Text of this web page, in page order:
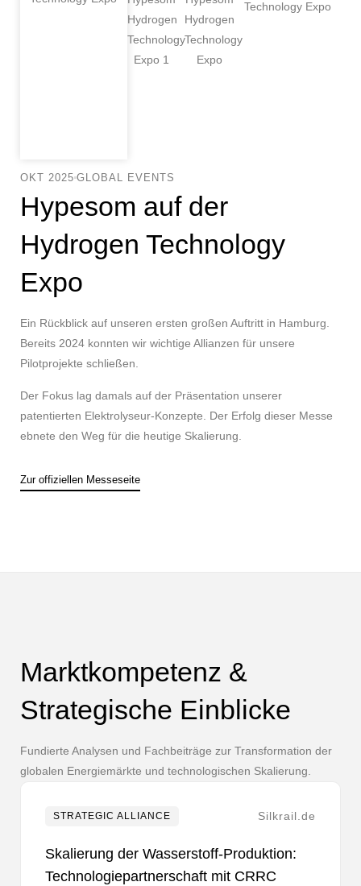
OKT 2025 GLOBAL EVENTS
Hypesom auf der
Hydrogen Technology
Expo
Ein Rückblick auf unseren ersten großen Auftritt in Hamburg.
Bereits 2024 konnten wir wichtige Allianzen für unsere
Pilotprojekte schließen.
Der Fokus lag damals auf der Präsentation unserer
patentierten Elektrolyseur-Konzepte. Der Erfolg dieser Messe
ebnete den Weg für die heutige Skalierung.
Zur offiziellen Messeseite
Marktkompetenz &
Strategische Einblicke
Fundierte Analysen und Fachbeiträge zur Transformation der
globalen Energiemärkte und technologischen Skalierung.
STRATEGIC ALLIANCE Silkrail.de
Skalierung der Wasserstoff-Produktion:
Technologiepartnerschaft mit CRRC